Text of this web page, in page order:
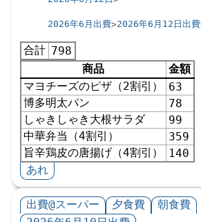
2026年6月出費 2026年6月12日出費
合計 798
商品
金額
マヨチーズのピザ（2割引）
63
博多明太パン
78
しゃきしゃき大根サラダ
99
中華弁当（4割引）
359
旨辛鶏皮の唐揚げ（4割引）
140
あれ
出費@スーパー 夕食費
朝食費